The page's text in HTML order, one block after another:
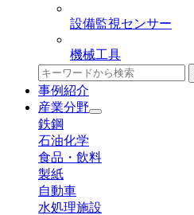
設備監視センサー
機械工具
事例紹介
産業分野
鉄鋼
石油化学
食品・飲料
製紙
自動車
水処理施設